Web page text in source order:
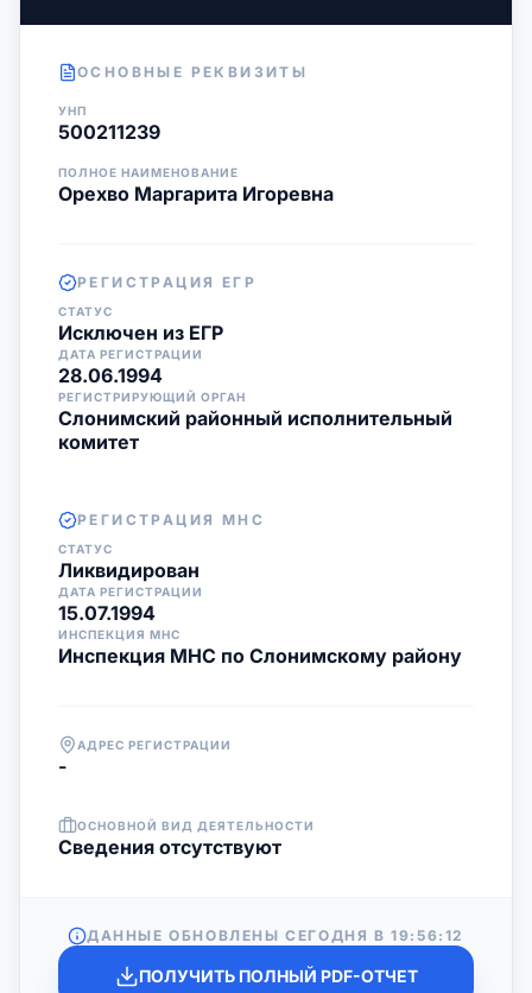
ОСНОВНЫЕ РЕКВИЗИТЫ
УНП
500211239
ПОЛНОЕ НАИМЕНОВАНИЕ
Орехво Маргарита Игоревна
РЕГИСТРАЦИЯ ЕГР
СТАТУС
Исключен из ЕГР
ДАТА РЕГИСТРАЦИИ
28.06.1994
РЕГИСТРИРУЮЩИЙ ОРГАН
Слонимский районный исполнительный
комитет
РЕГИСТРАЦИЯ МНС
СТАТУС
Ликвидирован
ДАТА РЕГИСТРАЦИИ
15.07.1994
ИНСПЕКЦИЯ МНС
Инспекция МНС по Слонимскому району
АДРЕС РЕГИСТРАЦИИ
-
ОСНОВНОЙ ВИД ДЕЯТЕЛЬНОСТИ
Cведения отсутствуют
ДАННЫЕ ОБНОВЛЕНЫ СЕГОДНЯ В19:56:12
ПОЛУЧИТЬ ПОЛНЫЙ PDF-ОТЧЕТ